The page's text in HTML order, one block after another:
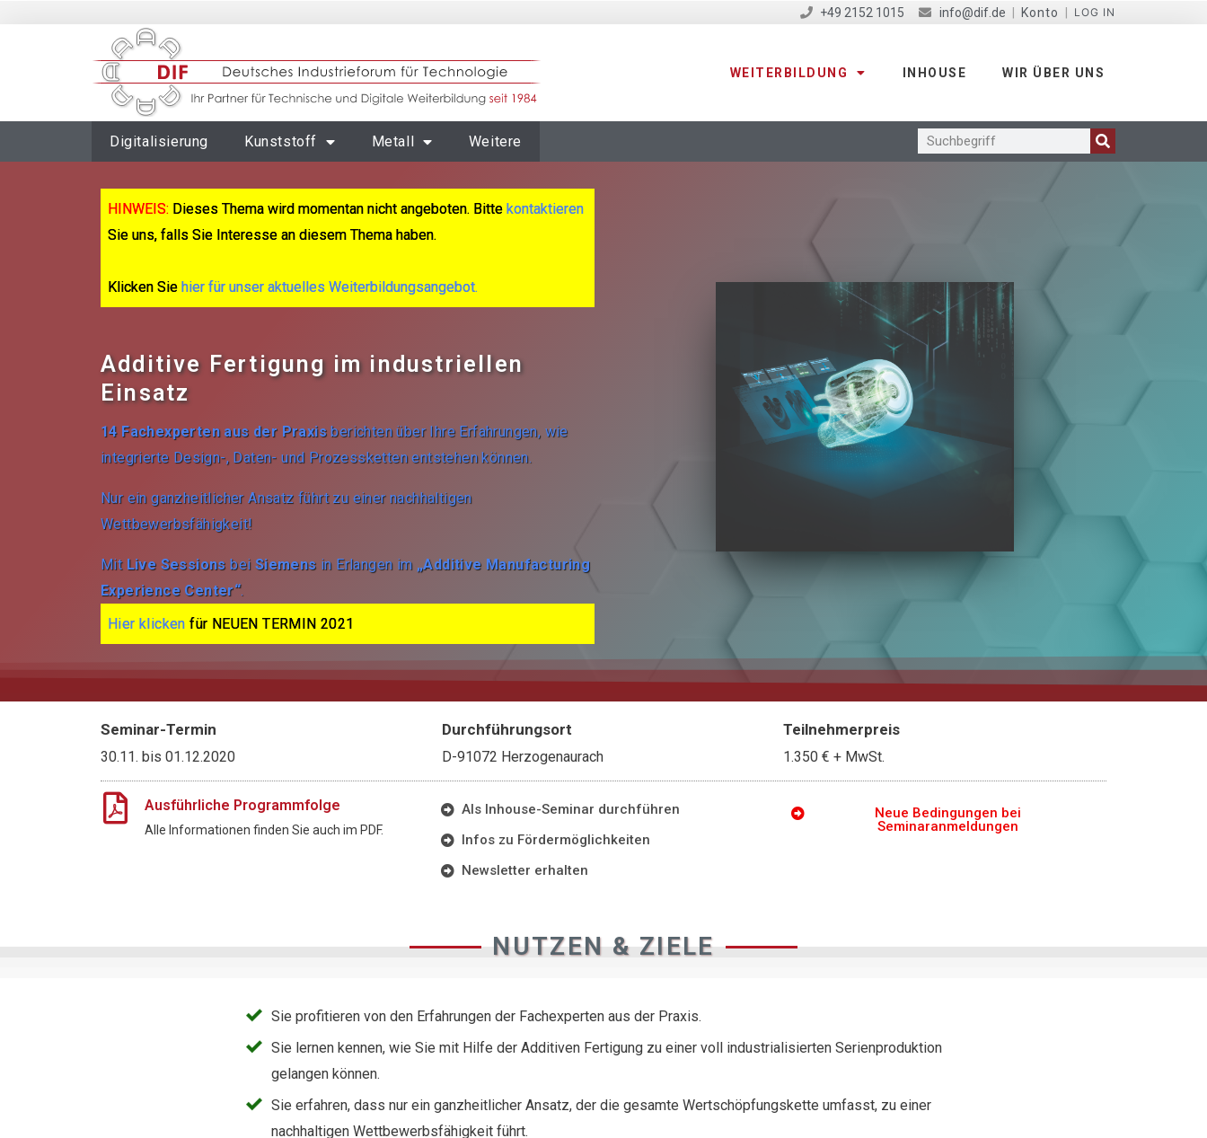
+49 2152 1015 info@dif.de Konto LOG IN
WEITERBILDUNG INHOUSE WIR ÜBER UNS
Digitalisierung Kunststoff Metall Weitere
HINWEIS: Dieses Thema wird momentan nicht angeboten. Bitte kontaktieren
Sie uns, falls Sie Interesse an diesem Thema haben.
Klicken Sie hier für unser aktuelles Weiterbildungsangebot.
Additive Fertigung im industriellen
Einsatz
14 Fachexperten aus der Praxis berichten über Ihre Erfahrungen, wie
integrierte Design-, Daten- und Prozessketten entstehen können.
Nur ein ganzheitlicher Ansatz führt zu einer nachhaltigen
Wettbewerbsfähigkeit!
Mit Live Sessions bei Siemens in Erlangen im „Additive Manufacturing
Experience Center“.
Hier klicken für NEUEN TERMIN 2021
Seminar-Termin
30.11. bis 01.12.2020
Durchführungsort
D-91072 Herzogenaurach
Teilnehmerpreis
1.350 € + MwSt.
Ausführliche Programmfolge
Alle Informationen finden Sie auch im PDF.
Als Inhouse-Seminar durchführen
Infos zu Fördermöglichkeiten
Newsletter erhalten
Neue Bedingungen bei
Seminaranmeldungen
NUTZEN & ZIELE
Sie profitieren von den Erfahrungen der Fachexperten aus der Praxis.
Sie lernen kennen, wie Sie mit Hilfe der Additiven Fertigung zu einer voll industrialisierten Serienproduktion
gelangen können.
Sie erfahren, dass nur ein ganzheitlicher Ansatz, der die gesamte Wertschöpfungskette umfasst, zu einer
nachhaltigen Wettbewerbsfähigkeit führt.